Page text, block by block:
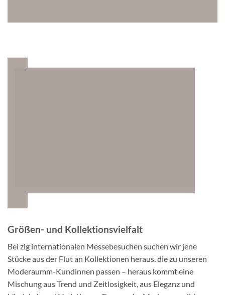
Größen- und Kollektionsvielfalt
Bei zig internationalen Messebesuchen suchen wir jene
Stücke aus der Flut an Kollektionen heraus, die zu unseren
Moderaumm-Kundinnen passen – heraus kommt eine
Mischung aus Trend und Zeitlosigkeit, aus Eleganz und